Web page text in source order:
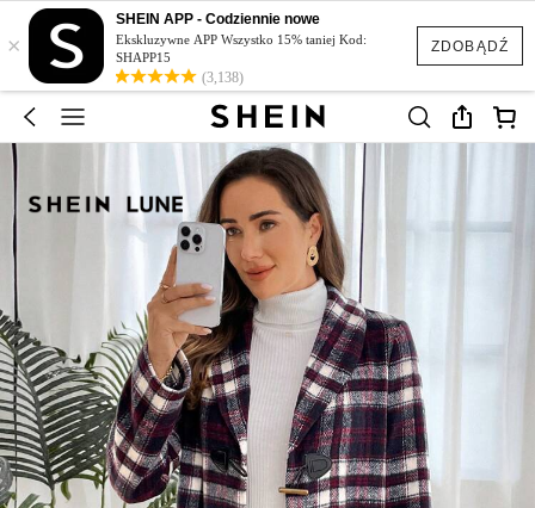
ZDOBĄDŹ
×
SHEIN APP - Codziennie nowe
Ekskluzywne APP Wszystko 15% taniej Kod:
SHAPP15
(3,138)